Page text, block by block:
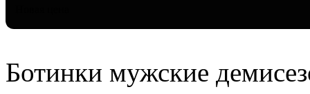
Ботинки мужские